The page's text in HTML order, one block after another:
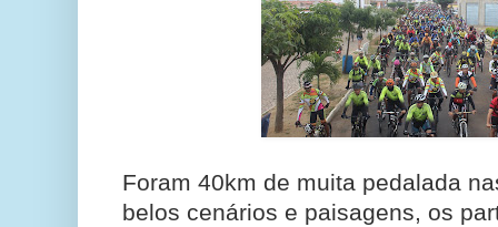
Foram 40km de muita pedalada
belos cenários e paisagens, os